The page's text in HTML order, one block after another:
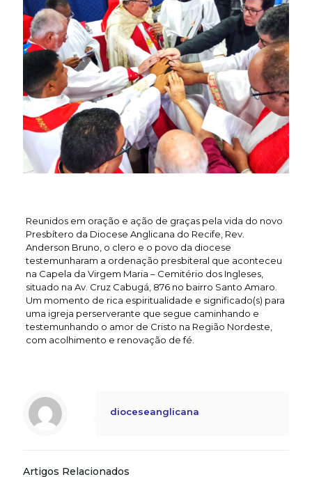
Reunidos em oração e ação de graças pela vida do novo
Presbítero da Diocese Anglicana do Recife, Rev.
Anderson Bruno, o clero e o povo da diocese
testemunharam a ordenação presbiteral que aconteceu
na Capela da Virgem Maria – Cemitério dos Ingleses,
situado na Av. Cruz Cabugá, 876 no bairro Santo Amaro.
Um momento de rica espiritualidade e significado(s) para
uma igreja perserverante que segue caminhando e
testemunhando o amor de Cristo na Região Nordeste,
com acolhimento e renovação de fé.
dioceseanglicana
Artigos Relacionados